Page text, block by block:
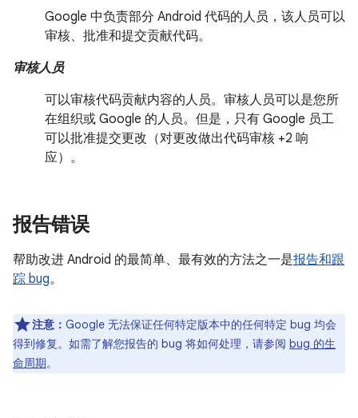
Google 中负责部分 Android 代码的人员，该人员可以
审核、批准和提交贡献代码。
审核人员
可以审核代码贡献内容的人员。审核人员可以是您所
在组织或 Google 的人员。但是，只有 Google 员工
可以批准提交更改（对更改做出代码审核 +2 响
应）。
报告错误
帮助改进 Android 的最简单、最有效的方法之一是报告和跟
踪 bug。
注意： Google 无法保证任何特定版本中的任何特定 bug 均会
得到修复。如需了解您报告的 bug 将如何处理，请参阅 bug 的生
命周期。